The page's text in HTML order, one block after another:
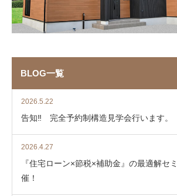
BLOG一覧
2026.5.22
告知‼ 完全予約制構造見学会行います。
2026.4.27
『住宅ローン×節税×補助金』の最適解セ
催！